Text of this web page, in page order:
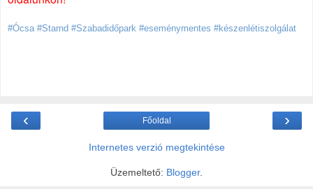
#Ócsa #Starnd #Szabadidőpark #eseménymentes #készenlétiszolgálat
‹ ›
Főoldal
Internetes verzió megtekintése
Üzemeltető: Blogger.